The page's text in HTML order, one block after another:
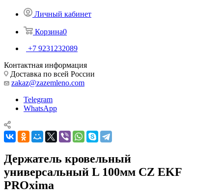
Личный кабинет
Корзина0
+7 9231232089
Контактная информация
Доставка по всей России
zakaz@zazemleno.com
Telegram
WhatsApp
Держатель кровельный
универсальный L 100мм CZ EKF
PROxima